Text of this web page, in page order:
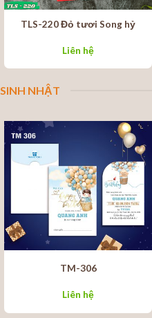
TLS-220 Đỏ tươi Song hỷ
Liên hệ
NHẬT
TM-306
Liên hệ